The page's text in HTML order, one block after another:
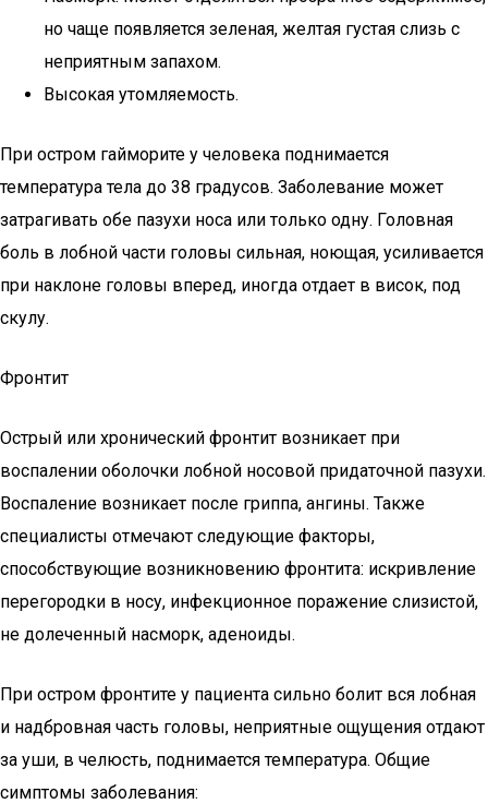
но чаще появляется зеленая, желтая густая слизь с
неприятным запахом.
Высокая утомляемость.
При остром гайморите у человека поднимается
температура тела до 38 градусов. Заболевание может
затрагивать обе пазухи носа или только одну. Головная
боль в лобной части головы сильная, ноющая, усиливается
при наклоне головы вперед, иногда отдает в висок, под
скулу.
Фронтит
Острый или хронический фронтит возникает при
воспалении оболочки лобной носовой придаточной пазухи.
Воспаление возникает после гриппа, ангины. Также
специалисты отмечают следующие факторы,
способствующие возникновению фронтита: искривление
перегородки в носу, инфекционное поражение слизистой,
не долеченный насморк, аденоиды.
При остром фронтите у пациента сильно болит вся лобная
и надбровная часть головы, неприятные ощущения отдают
за уши, в челюсть, поднимается температура. Общие
симптомы заболевания: